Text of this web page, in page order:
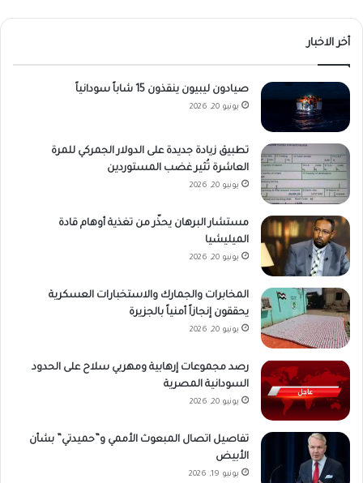
أخر الاخبار
صيادون ليبيون ينقذون 15 شاباً سودانياً
يونيو 20, 2026
تطبيق زيادة جديدة على الدولار الجمركي للمرة
العاشرة تُثير غضب المستوردين
يونيو 20, 2026
مستشار البرهان يحذّر من تغذية أوهام قادة
الميليشيا
يونيو 20, 2026
المخابرات والجمارك والاستخبارات العسكرية
يحققون إنجازاً أمنياً بالجزيرة
يونيو 20, 2026
رصد مجموعات إرهابية ومهربي سلاح على الحدود
السودانية المصرية
يونيو 20, 2026
تفاصيل اتصال المبعوث الأممي و”حميدتي” بشأن
الأبيض
يونيو 19, 2026